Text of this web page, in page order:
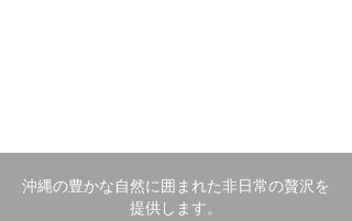
沖縄の豊かな自然に囲まれた非日常の贅沢を
提供します。